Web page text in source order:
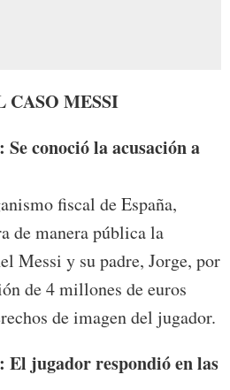
CASO MESSI
Se conoció la acusación a
fiscal de España,
de manera pública la
Messi y su padre, Jorge, por
de 4 millones de euros
de imagen del jugador.
El jugador respondió en las